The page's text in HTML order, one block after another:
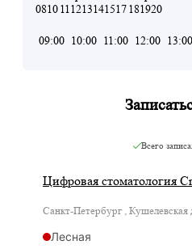
0810111213141517181920
09:00 10:00 11:00 12:00 13:00
Всего
Цифровая стоматология
Санкт-Петербург , Кушелевская
Лесная